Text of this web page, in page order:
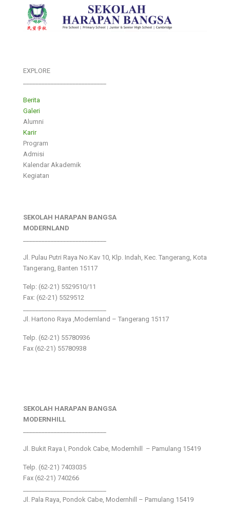
EXPLORE
Berita
Galeri
Alumni
Karir
Program
Admisi
Kalendar Akademik
Kegiatan
SEKOLAH HARAPAN BANGSA
MODERNLAND
Jl. Pulau Putri Raya No.Kav 10, Klp. Indah, Kec. Tangerang, Kota
Tangerang, Banten 15117
Telp: (62-21) 5529510/11
Fax: (62-21) 5529512
Jl. Hartono Raya ,Modernland – Tangerang 15117
Telp. (62-21) 55780936
Fax (62-21) 55780938
SEKOLAH HARAPAN BANGSA
MODERNHILL
Jl. Bukit Raya I, Pondok Cabe, Modernhill – Pamulang 15419
Telp. (62-21) 7403035
Fax (62-21) 740266
Jl. Pala Raya, Pondok Cabe, Modernhill – Pamulang 15419